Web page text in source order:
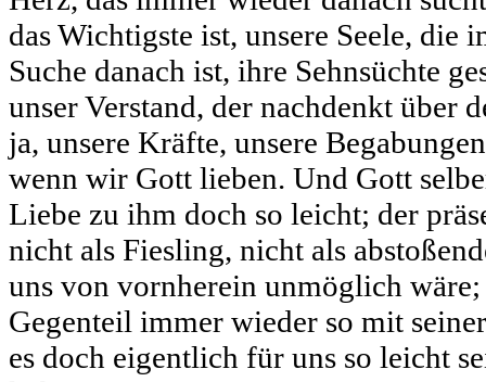
das Wichtigste ist, unsere Seele, die
Suche danach ist, ihre Sehnsüchte
unser Verstand, der nachdenkt über
ja, unsere Kräfte, unsere
wenn wir Gott lieben. Und Gott
Liebe zu ihm doch so leicht; der
nicht als Fiesling, nicht als
uns von vornherein unmöglich
Gegenteil immer wieder so mit
es doch eigentlich für uns so leicht